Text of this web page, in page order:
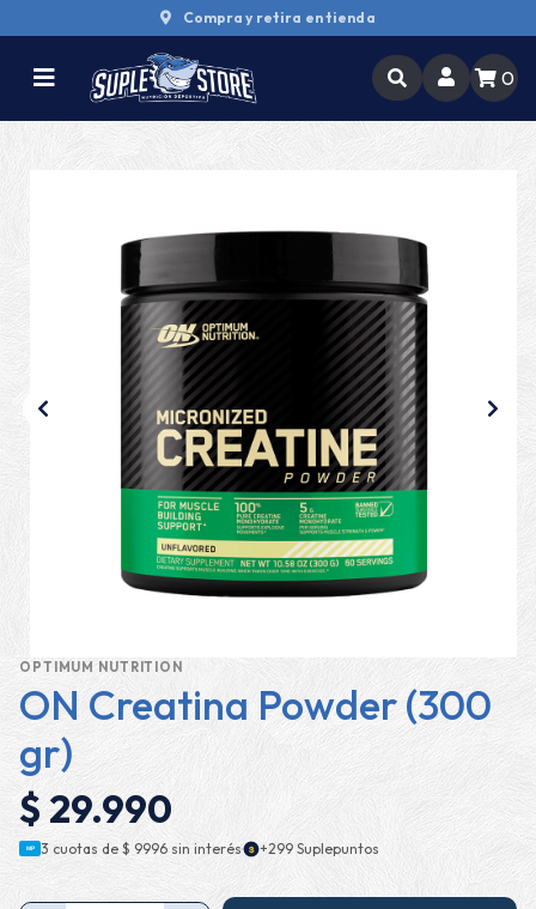
Compra y retira en tienda
0
OPTIMUM NUTRITION
ON Creatina Powder (300
gr)
$ 29.990
MP 3 cuotas de $ 9996 sin interés· $ +299 Suplepuntos